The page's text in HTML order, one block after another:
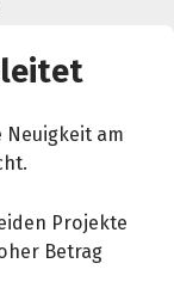
Neuigkeit am
Projekte
Betrag
zu sammeln!